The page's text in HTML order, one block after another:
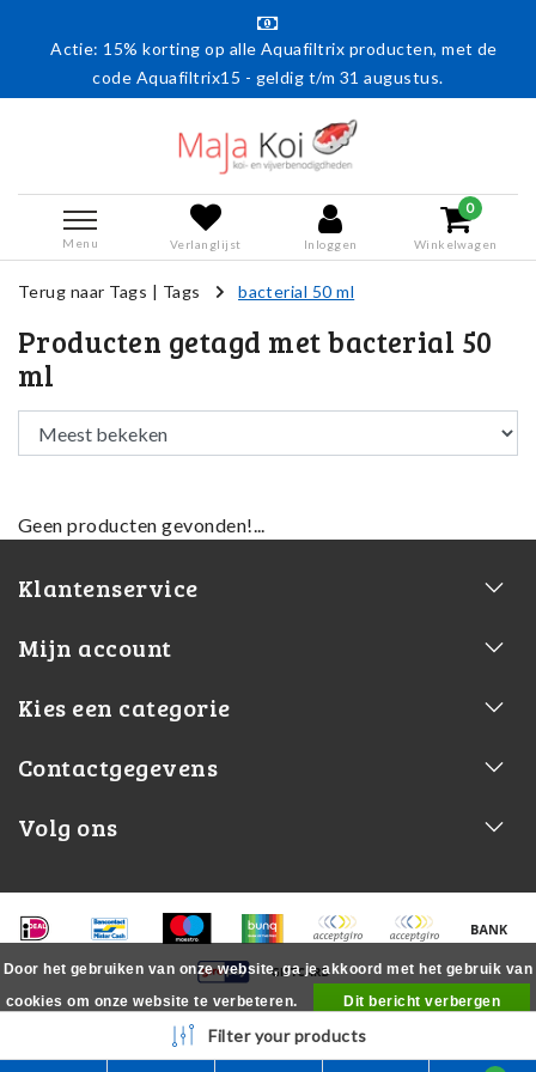
Actie: 15% korting op alle Aquafiltrix producten, met de
code Aquafiltrix15 - geldig t/m 31 augustus.
Menu Verlanglijst Inloggen
0
Winkelwagen
Terug naar Tags | Tags bacterial 50 ml
Producten getagd met bacterial 50
ml
Geen producten gevonden!...
Klantenservice
Mijn account
Kies een categorie
Contactgegevens
Volg ons
Filter your products
Door het gebruiken van onze website, ga je akkoord met het gebruik van
cookies om onze website te verbeteren.
Dit bericht verbergen
Meer over cookies »